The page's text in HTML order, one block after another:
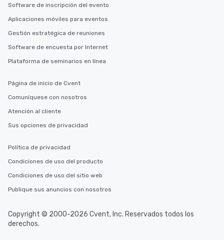
Software de inscripción del evento
Aplicaciones móviles para eventos
Gestión estratégica de reuniones
Software de encuesta por Internet
Plataforma de seminarios en línea
Página de inicio de Cvent
Comuníquese con nosotros
Atención al cliente
Sus opciones de privacidad
Política de privacidad
Condiciones de uso del producto
Condiciones de uso del sitio web
Publique sus anuncios con nosotros
Copyright © 2000-2026 Cvent, Inc. Reservados todos los
derechos.